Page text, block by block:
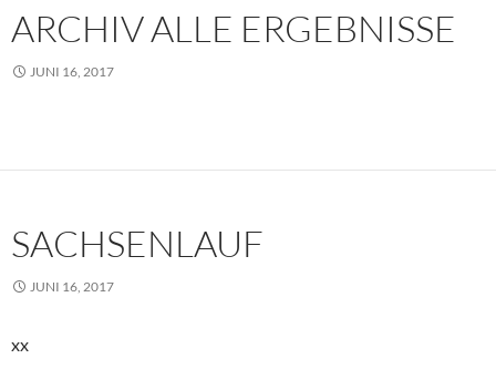
ARCHIV ALLE ERGEBNISSE
JUNI 16, 2017
SACHSENLAUF
JUNI 16, 2017
xx